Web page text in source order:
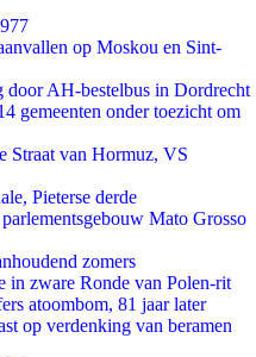
op Moskou en Sint-
AH-bestelbus in Dordrecht
gemeenten onder toezicht om
Straat van Hormuz, VS
Pieterse derde
Mato Grosso
zomers
in zware Ronde van Polen-rit
atoombom, 81 jaar later
op verdenking van beramen